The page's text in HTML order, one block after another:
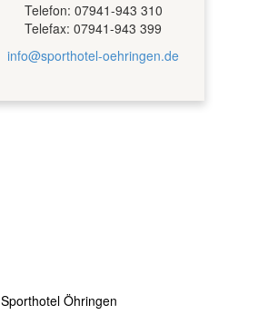
Telefon: 07941-943 310
Telefax: 07941-943 399
info@sporthotel-oehringen.de
Sporthotel Öhringen